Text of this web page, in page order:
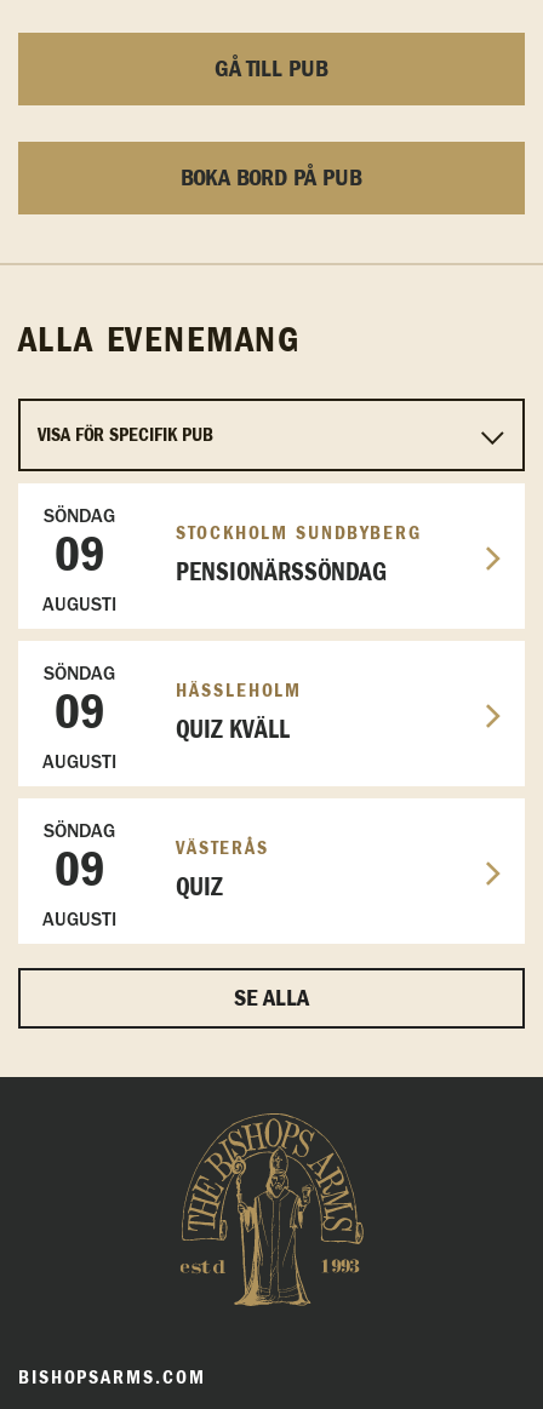
GÅ TILL PUB
BOKA BORD PÅ PUB
ALLA EVENEMANG
SÖNDAG
09
AUGUSTI
STOCKHOLM SUNDBYBERG
PENSIONÄRSSÖNDAG
SÖNDAG
09
AUGUSTI
HÄSSLEHOLM
QUIZ KVÄLL
SÖNDAG
09
AUGUSTI
VÄSTERÅS
QUIZ
SE ALLA
BISHOPSARMS.COM